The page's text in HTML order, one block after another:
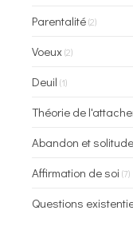
Parentalité(2)
Voeux(2)
Deuil (1)
Théorie de
Abandon et solitude
Affirmation de soi (7)
Questions